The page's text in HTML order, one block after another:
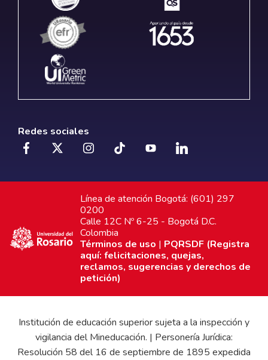
Redes sociales
Línea de atención Bogotá: (601) 297
0200
Calle 12C Nº 6-25 - Bogotá D.C.
Colombia
Términos de uso | PQRSDF (Registra
aquí: felicitaciones, quejas,
reclamos, sugerencias y derechos de
petición)
Institución de educación superior sujeta a la inspección y
vigilancia del Mineducación. | Personería Jurídica:
Resolución 58 del 16 de septiembre de 1895 expedida